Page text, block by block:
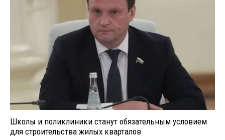
Школы и поликлиники станут обязательным условием
для строительства жилых кварталов